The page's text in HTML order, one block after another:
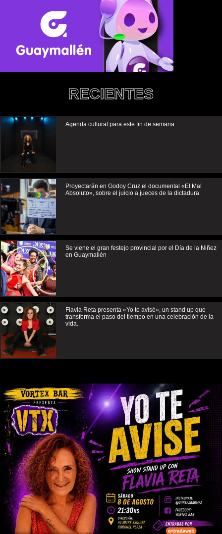
RECIENTES
Agenda cultural para este fin de semana
Proyectarán en Godoy Cruz el documental «El Mal
Absoluto», sobre el juicio a jueces de la dictadura
Se viene el gran festejo provincial por el Día de la Niñez
en Guaymallén
Flavia Reta presenta «Yo te avisé», un stand up que
transforma el paso del tiempo en una celebración de la
vida.